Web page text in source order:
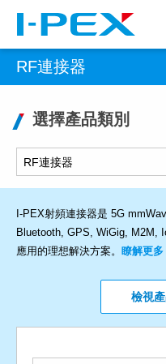
RF連接器
選擇產品類別
I-PEX射頻連接器是 5G
Bluetooth, GPS, WiGig, M2M,
應用的理想解決方案。 瞭解更多
檢視